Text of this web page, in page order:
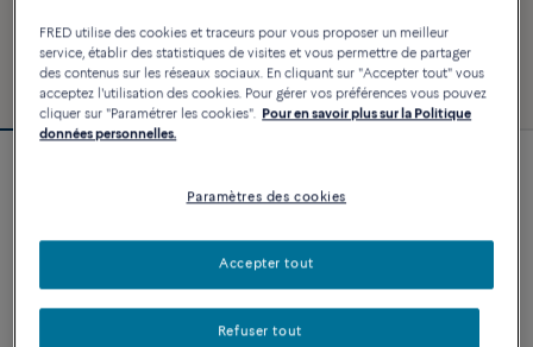
Bracelet Force 10
PERSONNALISER
FRED utilise des cookies et traceurs pour vous proposer un meilleur
service, établir des statistiques de visites et vous permettre de partager
des contenus sur les réseaux sociaux. En cliquant sur "Accepter tout" vous
acceptez l'utilisation des cookies. Pour gérer vos préférences vous pouvez
cliquer sur "Paramétrer les cookies". Pour en savoir plus sur la Politique
données personnelles.
Paramètres des cookies
Refuser tout
Accepter tout